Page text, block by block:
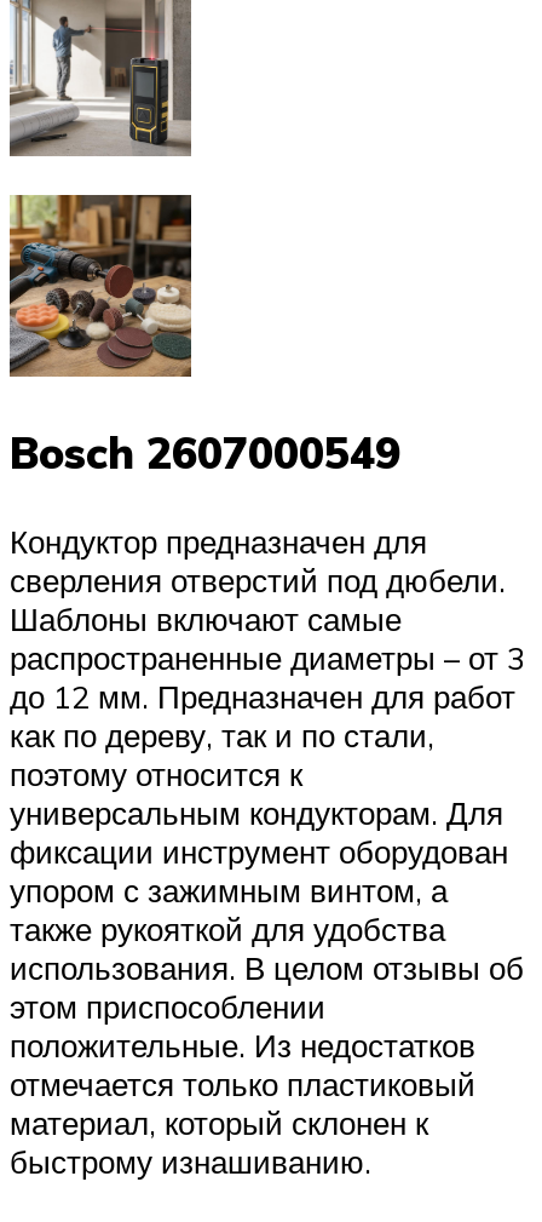
Bosch 2607000549
Кондуктор предназначен для
сверления отверстий под дюбели.
Шаблоны включают самые
распространенные диаметры – от 3
до 12 мм. Предназначен для работ
как по дереву, так и по стали,
поэтому относится к
универсальным кондукторам. Для
фиксации инструмент оборудован
упором с зажимным винтом, а
также рукояткой для удобства
использования. В целом отзывы об
этом приспособлении
положительные. Из недостатков
отмечается только пластиковый
материал, который склонен к
быстрому изнашиванию.